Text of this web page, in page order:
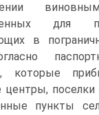
для
в
которые
центры, поселки
пункты